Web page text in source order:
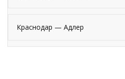
Краснодар — Адлер